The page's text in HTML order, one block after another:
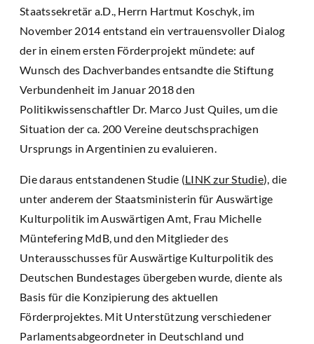
Staatssekretär a.D., Herrn Hartmut Koschyk, im
November 2014 entstand ein vertrauensvoller Dialog
der in einem ersten Förderprojekt mündete: auf
Wunsch des Dachverbandes entsandte die Stiftung
Verbundenheit im Januar 2018 den
Politikwissenschaftler Dr. Marco Just Quiles, um die
Situation der ca. 200 Vereine deutschsprachigen
Ursprungs in Argentinien zu evaluieren.
Die daraus entstandenen Studie (LINK zur Studie), die
unter anderem der Staatsministerin für Auswärtige
Kulturpolitik im Auswärtigen Amt, Frau Michelle
Müntefering MdB, und den Mitglieder des
Unterausschusses für Auswärtige Kulturpolitik des
Deutschen Bundestages übergeben wurde, diente als
Basis für die Konzipierung des aktuellen
Förderprojektes. Mit Unterstützung verschiedener
Parlamentsabgeordneter in Deutschland und